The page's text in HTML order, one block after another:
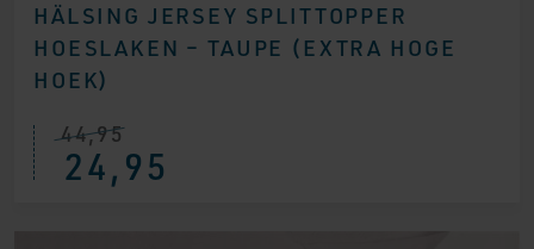
HÄLSING JERSEY SPLITTOPPER
HOESLAKEN – TAUPE (EXTRA HOGE
HOEK)
44,95
24,95